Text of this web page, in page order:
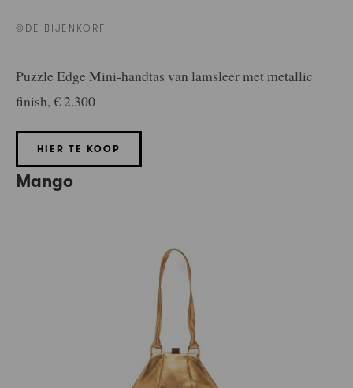
©DE BIJENKORF
Puzzle Edge Mini-handtas van lamsleer met metallic
finish, € 2.300
HIER TE KOOP
Mango